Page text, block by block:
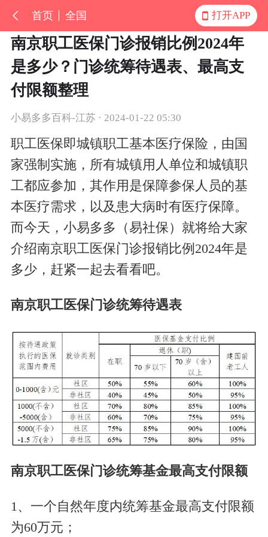
首页 全国 打开APP
南京职工医保门诊报销比例2024年
是多少？门诊统筹待遇表、最高支
付限额整理
小易多多百科-江苏 · 2024-01-22 05:30
职工医保即城镇职工基本医疗保险，由国
家强制实施，所有城镇用人单位和城镇职
工都应参加，其作用是保障参保人员的基
本医疗需求，以及患大病时有医疗保障。
而今天，小易多多（易社保）就将给大家
介绍南京职工医保门诊报销比例2024年是
多少，赶紧一起去看看吧。
南京职工医保门诊统筹待遇表
南京职工医保门诊统筹基金最高支付限额
1、一个自然年度内统筹基金最高支付限额
为60万元；